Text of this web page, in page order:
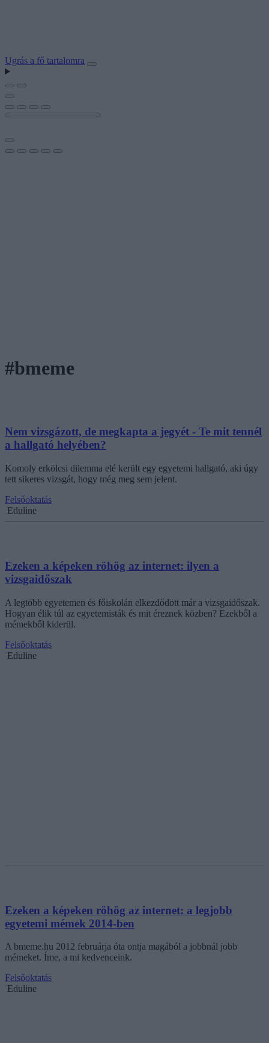
Ugrás a fő tartalomra
#bmeme
Nem vizsgázott, de megkapta a jegyét - Te mit tennél
a hallgató helyében?
Komoly erkölcsi dilemma elé került egy egyetemi hallgató, aki úgy
tett sikeres vizsgát, hogy még meg sem jelent.
Felsőoktatás
Eduline
Ezeken a képeken röhög az internet: ilyen a
vizsgaidőszak
A legtöbb egyetemen és főiskolán elkezdődött már a vizsgaidőszak.
Hogyan élik túl az egyetemisták és mit éreznek közben? Ezekből a
mémekből kiderül.
Felsőoktatás
Eduline
Ezeken a képeken röhög az internet: a legjobb
egyetemi mémek 2014-ben
A bmeme.hu 2012 februárja óta ontja magából a jobbnál jobb
mémeket. Íme, a mi kedvenceink.
Felsőoktatás
Eduline